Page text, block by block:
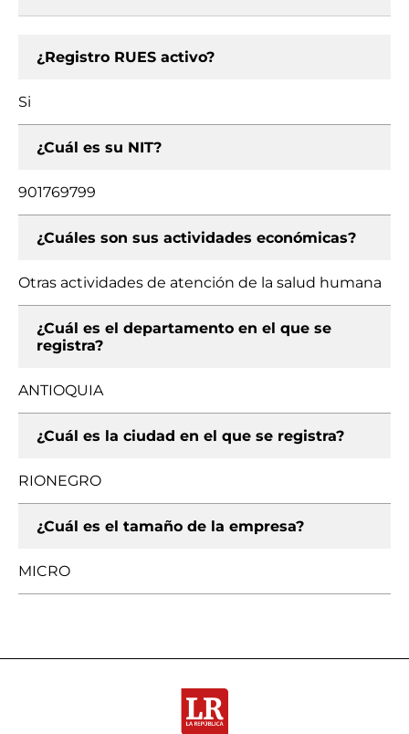
¿Registro RUES activo?
Si
¿Cuál es su NIT?
901769799
¿Cuáles son sus actividades económicas?
Otras actividades de atención de la salud humana
¿Cuál es el departamento en el que se
registra?
ANTIOQUIA
¿Cuál es la ciudad en el que se registra?
RIONEGRO
¿Cuál es el tamaño de la empresa?
MICRO